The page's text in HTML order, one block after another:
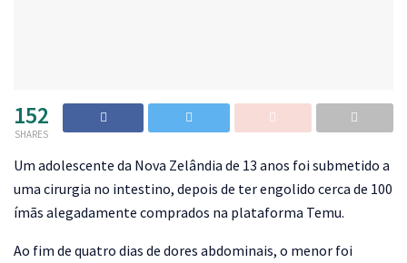
152
SHARES
Um adolescente da Nova Zelândia de 13 anos foi submetido a
uma cirurgia no intestino, depois de ter engolido cerca de 100
ímãs alegadamente comprados na plataforma Temu.
Ao fim de quatro dias de dores abdominais, o menor foi